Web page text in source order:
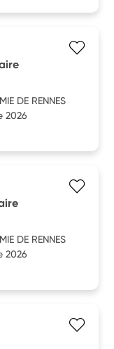
DE RENNES
2026
DE RENNES
2026